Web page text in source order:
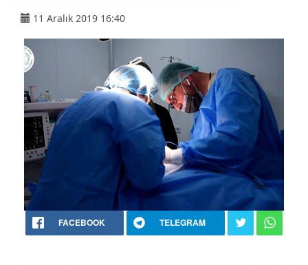
11 Aralık 2019 16:40
FACEBOOK TELEGRAM